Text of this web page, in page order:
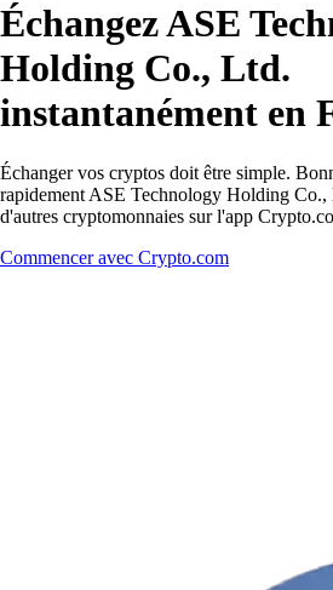
Échangez ASE
Holding Co., Ltd.
instantanément en
Échanger vos cryptos doit être simple.
rapidement ASE Technology Holding Co.,
d'autres cryptomonnaies sur l'app
Commencer avec Crypto.com